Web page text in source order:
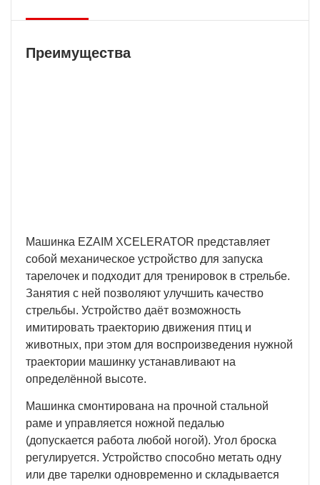
Преимущества
Машинка EZAIM XCELERATOR представляет
собой механическое устройство для запуска
тарелочек и подходит для тренировок в стрельбе.
Занятия с ней позволяют улучшить качество
стрельбы. Устройство даёт возможность
имитировать траекторию движения птиц и
животных, при этом для воспроизведения нужной
траектории машинку устанавливают на
определённой высоте.
Машинка смонтирована на прочной стальной
раме и управляется ножной педалью
(допускается работа любой ногой). Угол броска
регулируется. Устройство способно метать одну
или две тарелки одновременно и складывается